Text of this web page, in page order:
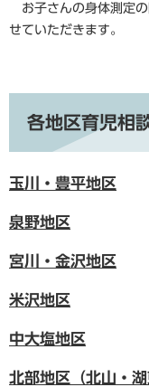
お子さんの身体測定の
せていただきます。
各地区育児相
玉川・豊平地区
泉野地区
宮川・金沢地区
米沢地区
中大塩地区
北部地区（北山・湖